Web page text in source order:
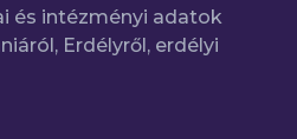
és intézményi adatok
Erdélyről, erdélyi